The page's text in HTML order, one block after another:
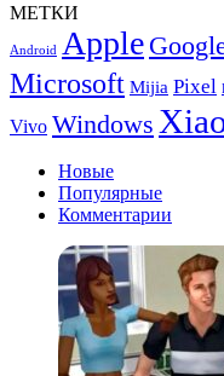
МЕТКИ
Android Apple
Microsoft Mijia Pixel
Vivo Windows
Новые
Популярные
Комментарии